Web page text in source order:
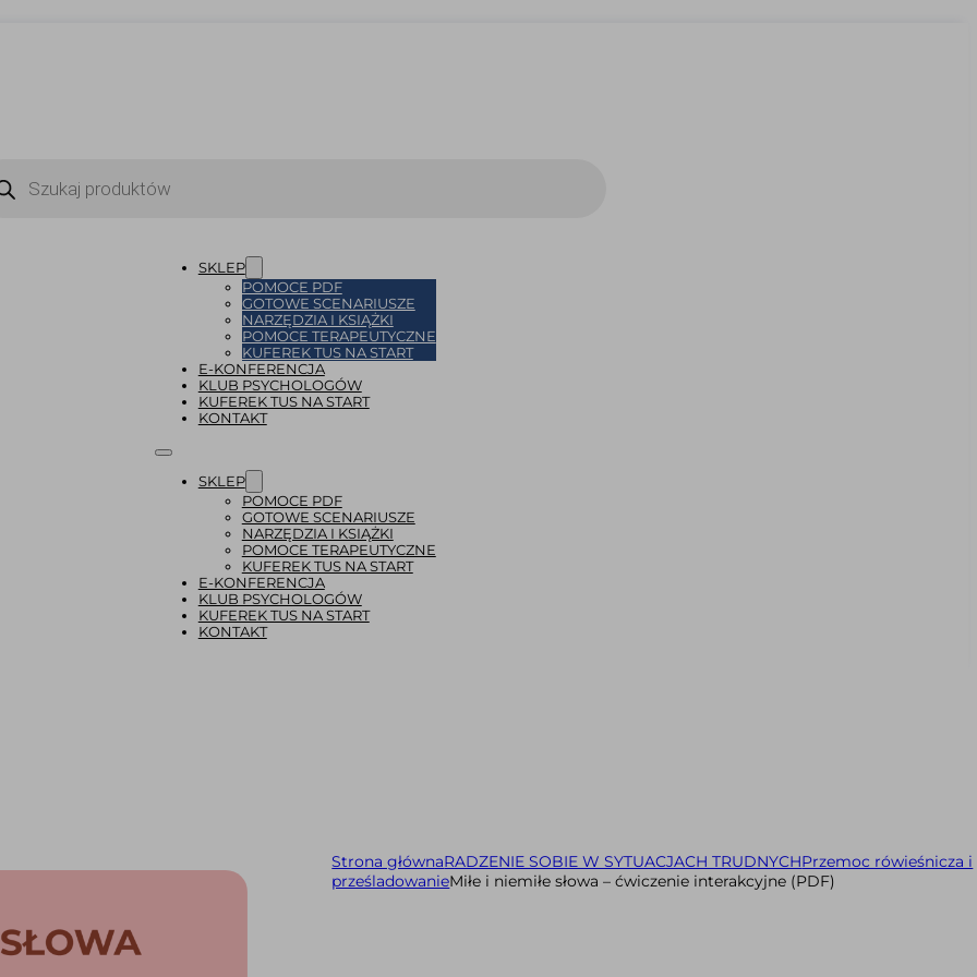
SKLEP
POMOCE PDF
GOTOWE SCENARIUSZE
NARZĘDZIA I KSIĄŻKI
POMOCE TERAPEUTYCZNE
KUFEREK TUS NA START
E-KONFERENCJA
KLUB PSYCHOLOGÓW
KUFEREK TUS NA START
KONTAKT
SKLEP
POMOCE PDF
GOTOWE SCENARIUSZE
NARZĘDZIA I KSIĄŻKI
POMOCE TERAPEUTYCZNE
KUFEREK TUS NA START
E-KONFERENCJA
KLUB PSYCHOLOGÓW
KUFEREK TUS NA START
KONTAKT
Strona głównaRADZENIE SOBIE W SYTUACJACH TRUDNYCHPrzemoc rówieśnicza i
prześladowanieMiłe i niemiłe słowa – ćwiczenie interakcyjne (PDF)